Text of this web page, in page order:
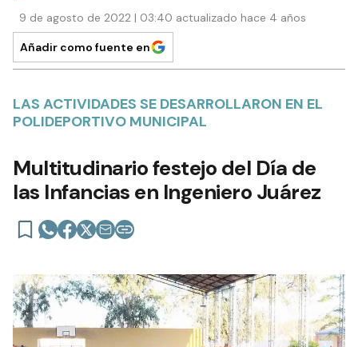
9 de agosto de 2022 | 03:40 actualizado hace 4 años
Añadir como fuente en
LAS ACTIVIDADES SE DESARROLLARON EN EL
POLIDEPORTIVO MUNICIPAL
Multitudinario festejo del Día de
las Infancias en Ingeniero Juárez